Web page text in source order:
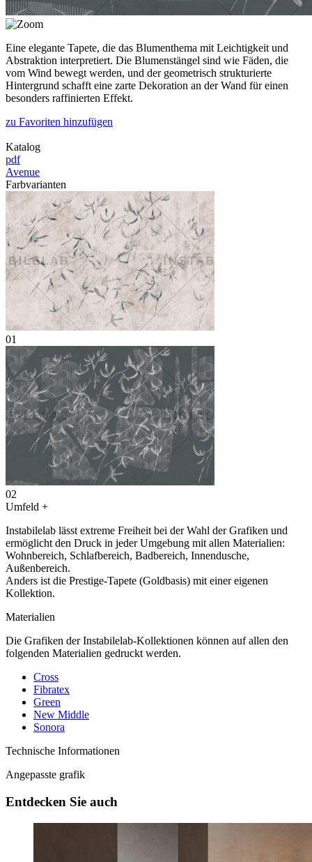
Eine elegante Tapete, die das Blumenthema mit Leichtigkeit und
Abstraktion interpretiert. Die Blumenstängel sind wie Fäden, die
vom Wind bewegt werden, und der geometrisch strukturierte
Hintergrund schafft eine zarte Dekoration an der Wand für einen
besonders raffinierten Effekt.
zu Favoriten hinzufügen
Katalog
pdf
Avenue
Farbvarianten
01
02
Umfeld +
Instabilelab lässt extreme Freiheit bei der Wahl der Grafiken und
ermöglicht den Druck in jeder Umgebung mit allen Materialien:
Wohnbereich, Schlafbereich, Badbereich, Innendusche,
Außenbereich.
Anders ist die Prestige-Tapete (Goldbasis) mit einer eigenen
Kollektion.
Materialien
Die Grafiken der Instabilelab-Kollektionen können auf allen den
folgenden Materialien gedruckt werden.
Cross
Fibratex
Green
New Middle
Sonora
Technische Informationen
Angepasste grafik
Entdecken Sie auch